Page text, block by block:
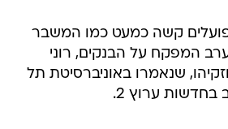
קשה כמעט כמו המשבר
המפקח על הבנקים, רוני
שנאמרו באוניברסיטת תל
ערוץ 2.